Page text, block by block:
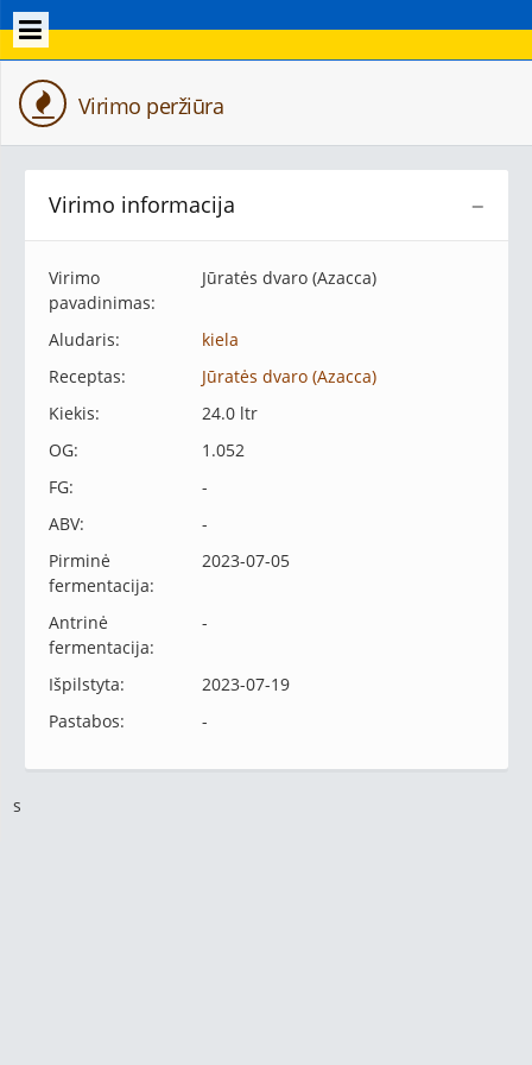
Virimo peržiūra
−
Virimo informacija
Virimo
pavadinimas:
Jūratės dvaro (Azacca)
Aludaris:
kiela
Receptas:
Jūratės dvaro (Azacca)
Kiekis:
24.0 ltr
OG:
1.052
FG:
-
ABV:
-
Pirminė
fermentacija:
2023-07-05
Antrinė
fermentacija:
-
Išpilstyta:
2023-07-19
Pastabos:
-
s